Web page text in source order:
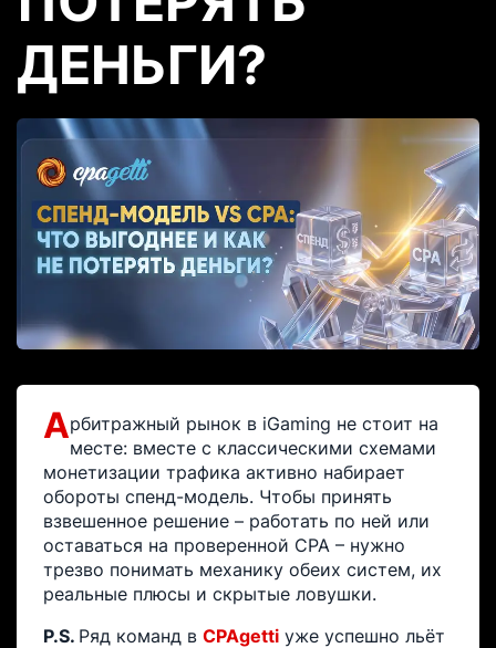
ДЕНЬГИ?
Арбитражный рынок в iGaming не стоит на
месте: вместе с классическими схемами
монетизации трафика активно набирает
обороты спенд-модель. Чтобы принять
взвешенное решение – работать по ней или
оставаться на проверенной CPA – нужно
трезво понимать механику обеих систем, их
реальные плюсы и скрытые ловушки.
P.S. Ряд команд в CPAgetti уже успешно льёт